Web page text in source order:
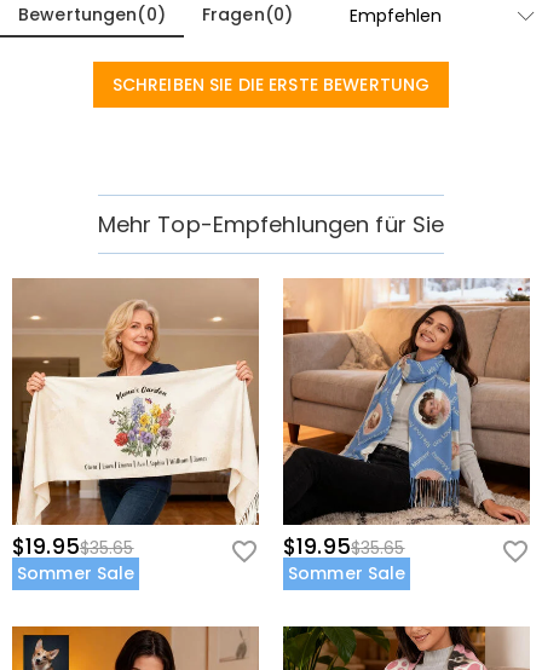
Bewertungen(0) Fragen(0)
SCHREIBEN SIE DIE ERSTE BEWERTUNG
Mehr Top-Empfehlungen für Sie
$19.95$35.65
Sommer Sale
$19.95$35.65
Sommer Sale